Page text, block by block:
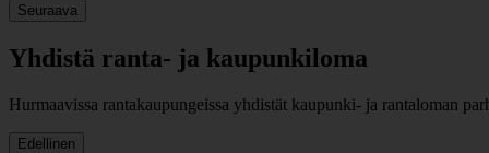
Seuraava
Yhdistä ranta- ja kaupunkiloma
Hurmaavissa rantakaupungeissa yhdistät kaupunki- ja rantaloman
Edellinen